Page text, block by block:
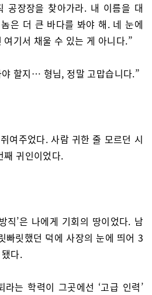
공장장을 찾아가라. 내 이름을 대
은 더 큰 바다를 봐야 해. 네 눈에
기서 채울 수 있는 게 아니다.”
할지… 형님, 정말 고맙습니다.”
여주었다. 사람 귀한 줄 모르던 시
째 귀인이었다.
직’은 나에게 기회의 땅이었다. 남
빠릿했던 덕에 사장의 눈에 띄어 3
다.
라는 학력이 그곳에선 ‘고급 인력’